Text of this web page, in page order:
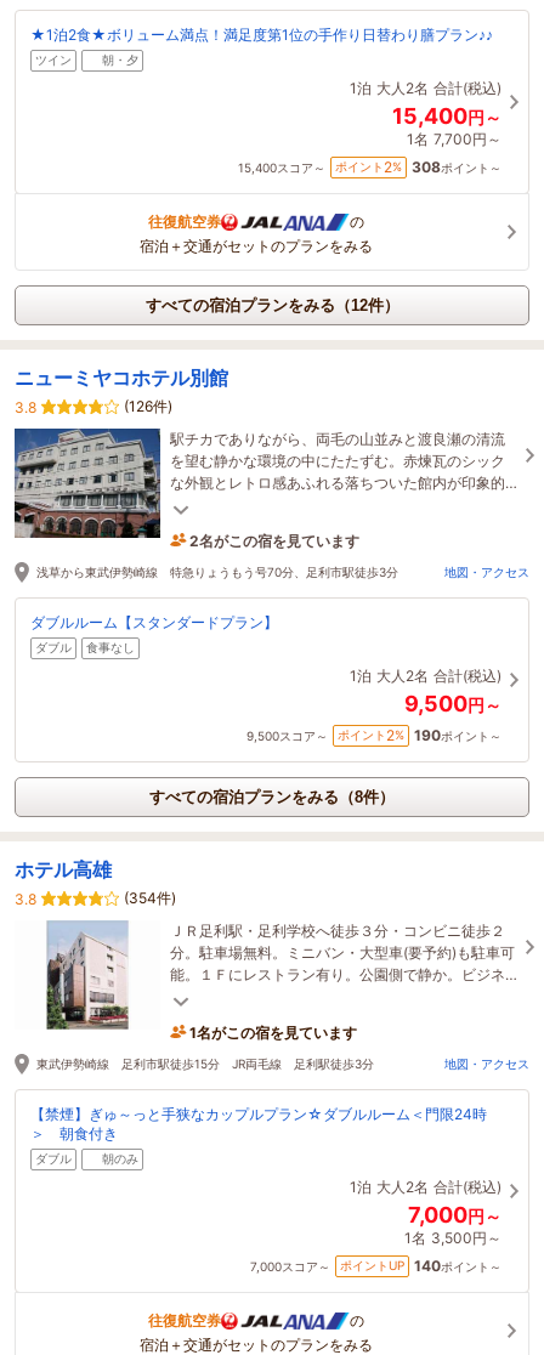
★1泊2食★ボリューム満点！満足度第1位の手作り日替わり膳プラン♪♪
ツイン 朝・夕
1泊 大人2名 合計(税込)
15,400円～
1名 7,700円～
15,400スコア～ ポイント 2% 308ポイント～
往復航空券
の
宿泊＋交通がセットのプランをみる
すべての宿泊プランをみる（12件）
ニューミヤコホテル別館
3.8
(126件)
駅チカでありながら、両毛の山並みと渡良瀬の清流
を望む静かな環境の中にたたずむ。赤煉瓦のシック
な外観とレトロ感あふれる落ちついた館内が印象的
なホテルです。
2名がこの宿を見ています
7時間前に予約されました
浅草から東武伊勢崎線 特急りょうもう号70分、足利市駅徒歩3分 地図・アクセス
ダブルルーム【スタンダードプラン】
ダブル 食事なし
1泊 大人2名 合計(税込)
9,500円～
9,500スコア～ ポイント 2% 190ポイント～
すべての宿泊プランをみる（8件）
ホテル高雄
3.8
(354件)
ＪＲ足利駅・足利学校へ徒歩３分・コンビニ徒歩２
分。駐車場無料。ミニバン・大型車(要予約)も駐車可
能。１Ｆにレストラン有り。公園側で静か。ビジネ
スに観光に最適。シングルとツインルームに液晶テ
1名がこの宿を見ています
東武伊勢崎線 足利市駅徒歩15分 JR両毛線 足利駅徒歩3分 地図・アクセス
【禁煙】ぎゅ～っと手狭なカップルプラン☆ダブルルーム＜門限24時
＞ 朝食付き
ダブル 朝のみ
1泊 大人2名 合計(税込)
7,000円～
1名 3,500円～
7,000スコア～ ポイントUP 140ポイント～
往復航空券
の
宿泊＋交通がセットのプランをみる